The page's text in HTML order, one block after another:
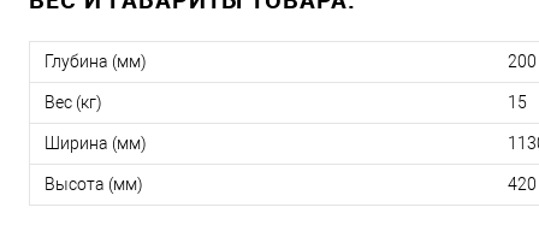
Глубина (мм) 200
Вес (кг) 15
Ширина (мм)
Высота (мм) 420